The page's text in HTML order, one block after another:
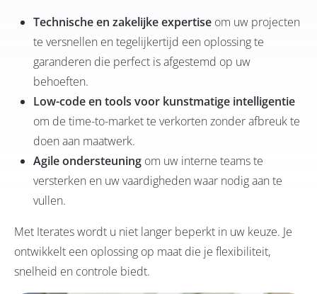
Technische en zakelijke expertise om uw projecten
te versnellen en tegelijkertijd een oplossing te
garanderen die perfect is afgestemd op uw
behoeften.
Low-code en tools voor kunstmatige intelligentie
om de time-to-market te verkorten zonder afbreuk te
doen aan maatwerk.
Agile ondersteuning om uw interne teams te
versterken en uw vaardigheden waar nodig aan te
vullen.
Met Iterates wordt u niet langer beperkt in uw keuze. Je
ontwikkelt een oplossing op maat die je flexibiliteit,
snelheid en controle biedt.